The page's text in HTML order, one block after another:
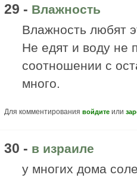
29 - Влажность
Влажность любят
Не едят и воду не
соотношении с
много.
Для комментирования войдите или
30 - в израиле
у многих дома